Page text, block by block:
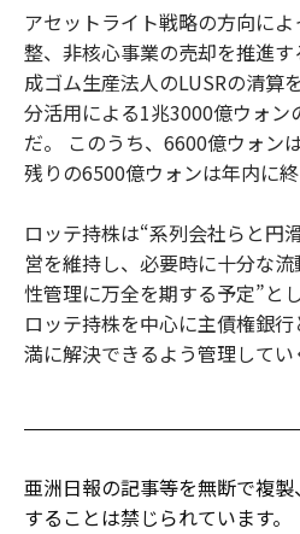
アセットライト戦略の方向に
整、非核心事業の売却を推進
成ゴム生産法人のLUSRの清算
分活用による1兆3000億ウォン
だ。 このうち、6600億ウォン
残りの6500億ウォンは年内に終
ロッテ持株は“系列会社らと円
営を維持し、必要時に十分な
性管理に万全を期する予定”と
ロッテ持株を中心に主債権銀
満に解決できるよう管理してい
亜洲日報の記事等を無断で複
することは禁じられています。